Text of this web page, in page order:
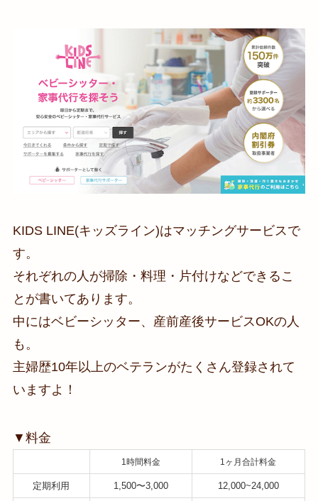
KIDS LINE(キッズライン)はマッチングサービスで
す。
それぞれの人が掃除・料理・片付けなどできるこ
とが書いてあります。
中にはベビーシッター、産前産後サービスOKの人
も。
主婦歴10年以上のベテランがたくさん登録されて
いますよ！
▼料金
1時間料金 1ヶ月合計料金
定期利用 1,500〜3,000 12,000~24,000